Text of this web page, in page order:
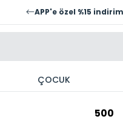
APP'e özel %15
ÇOCUK
500